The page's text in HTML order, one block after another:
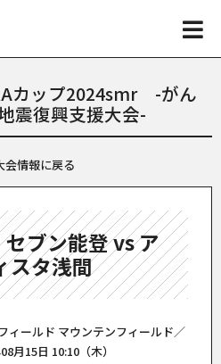
カップ2024smr -がん
震復興支援大会-
情報に戻る
ブン能登 vs ア
スタ浅間
ィールド マウンテンフィールド／
月15日 10:10（木）